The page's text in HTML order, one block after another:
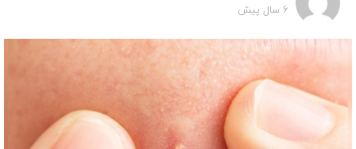
6 سال پیش